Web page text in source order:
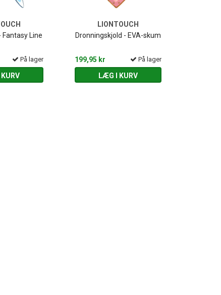
Line
På lager
LIONTOUCH
Dronningskjold - EVA-skum
199,95 kr På lager
LÆG I KURV